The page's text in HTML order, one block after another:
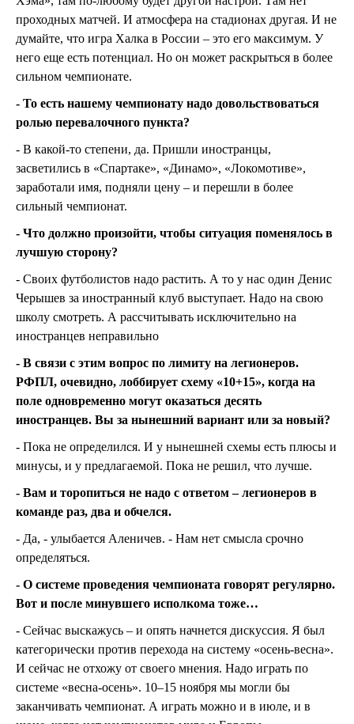
проходных матчей. И атмосфера на стадионах другая. И не
думайте, что игра Халка в России – это его максимум. У
него еще есть потенциал. Но он может раскрыться в более
сильном чемпионате.
- То есть нашему чемпионату надо довольствоваться
ролью перевалочного пункта?
- В какой-то степени, да. Пришли иностранцы,
засветились в «Спартаке», «Динамо», «Локомотиве»,
заработали имя, подняли цену – и перешли в более
сильный чемпионат.
- Что должно произойти, чтобы ситуация поменялось в
лучшую сторону?
- Своих футболистов надо растить. А то у нас один Денис
Черышев за иностранный клуб выступает. Надо на свою
школу смотреть. А рассчитывать исключительно на
иностранцев неправильно
- В связи с этим вопрос по лимиту на легионеров.
РФПЛ, очевидно, лоббирует схему «10+15», когда на
поле одновременно могут оказаться десять
иностранцев. Вы за нынешний вариант или за новый?
- Пока не определился. И у нынешней схемы есть плюсы и
минусы, и у предлагаемой. Пока не решил, что лучше.
- Вам и торопиться не надо с ответом – легионеров в
команде раз, два и обчелся.
- Да, - улыбается Аленичев. - Нам нет смысла срочно
определяться.
- О системе проведения чемпионата говорят регулярно.
Вот и после минувшего исполкома тоже…
- Сейчас выскажусь – и опять начнется дискуссия. Я был
категорически против перехода на систему «осень-весна».
И сейчас не отхожу от своего мнения. Надо играть по
системе «весна-осень». 10–15 ноября мы могли бы
заканчивать чемпионат. А играть можно и в июле, и в